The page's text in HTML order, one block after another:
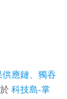
應鏈、獨吞
科技島-掌